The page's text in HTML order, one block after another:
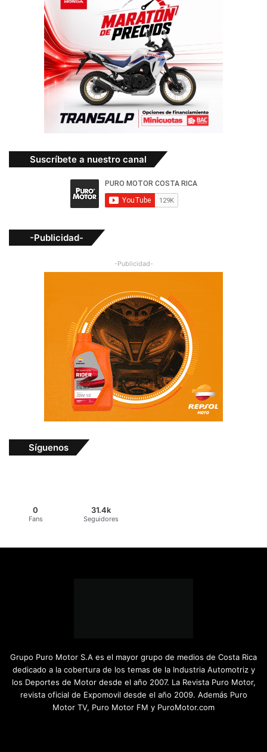
Suscríbete a nuestro canal
-Publicidad-
-Publicidad-
Síguenos
0
Fans
31.4k
Seguidores
Grupo Puro Motor S.A es el mayor grupo de medios de Costa Rica
dedicado a la cobertura de los temas de la Industria Automotriz y
los Deportes de Motor desde el año 2007. La Revista Puro Motor,
revista oficial de Expomovil desde el año 2009. Además Puro
Motor TV, Puro Motor FM y PuroMotor.com